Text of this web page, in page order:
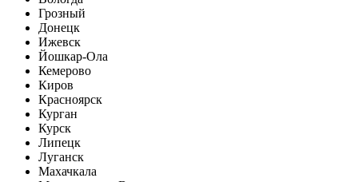
Грозный
Донецк
Ижевск
Йошкар-Ола
Кемерово
Киров
Красноярск
Курган
Курск
Липецк
Луганск
Махачкала